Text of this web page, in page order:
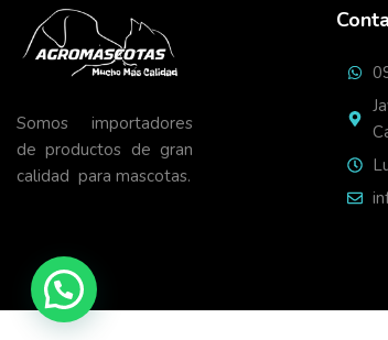
Somos importadores
de productos de gran
calidad para mascotas.